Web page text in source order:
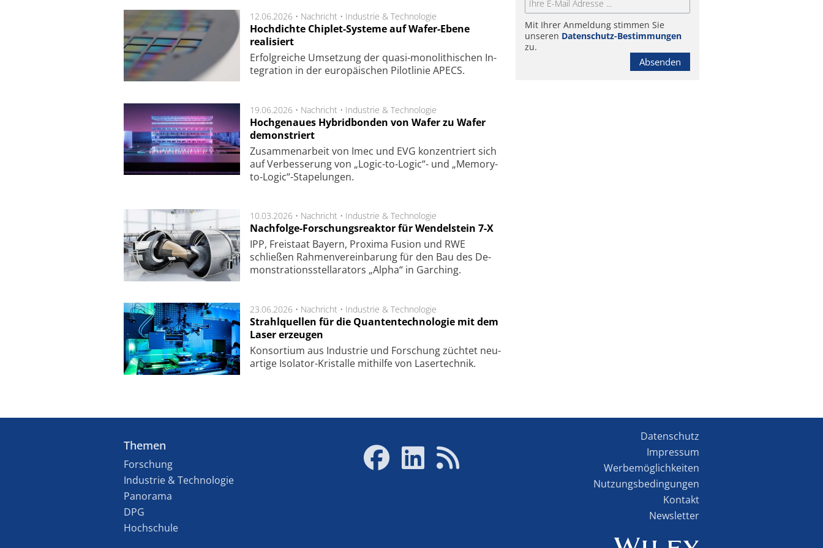
12.06.2026 • Nachricht • Industrie & Technologie
Hochdichte Chiplet-Systeme auf Wafer-Ebene
realisiert
Er­folg­rei­che Um­set­zung der quasi-mono­li­thi­schen In­
te­gra­tion in der eu­ro­pä­i­schen Pi­lot­li­nie APECS.
19.06.2026 • Nachricht • Industrie & Technologie
Hochgenaues Hybridbonden von Wafer zu Wafer
demonstriert
Zu­sam­men­arbeit von Imec und EVG kon­zen­triert sich
auf Ver­bes­se­rung von „Logic-to-Logic“- und „Memory-
to-Logic“-Sta­pe­lungen.
10.03.2026 • Nachricht • Industrie & Technologie
Nachfolge-Forschungsreaktor für Wendelstein 7-X
IPP, Frei­staat Bay­ern, Pro­xi­ma Fu­sion und RWE
schließen Rah­men­ver­ein­ba­rung für den Bau des De­
mon­stra­tions­stel­la­ra­tors „Alpha“ in Gar­ching.
23.06.2026 • Nachricht • Industrie & Technologie
Strahlquellen für die Quantentechnologie mit dem
Laser erzeugen
Kon­sor­tium aus In­dus­trie und For­schung züch­tet neu­
ar­ti­ge Iso­lator-Kris­tal­le mit­hil­fe von Laser­tech­nik.
Mit Ihrer Anmeldung stimmen Sie
unseren Datenschutz-Bestimmungen
zu.
Absenden
Themen
Forschung
Industrie & Technologie
Panorama
DPG
Hochschule
Datenschutz
Impressum
Werbemöglichkeiten
Nutzungsbedingungen
Kontakt
Newsletter